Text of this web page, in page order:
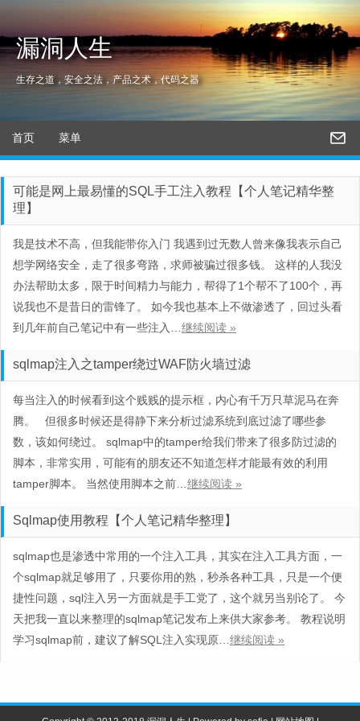
漏洞人生
生存之道，安全之法，产品之术，代码之器
首页 菜单
可能是网上最易懂的SQL手工注入教程【个人笔记精华整
理】
我是技术不高，但我能带你入门 我遇到过无数人曾来像我表示自己
想学网络安全，走了很多弯路，求师被骗过很多钱。 这样的人我没
办法帮助太多，限于时间精力与能力，帮得了1个帮不了100个，再
说我也不是昔日的雷锋了。 如今我也基本上不做渗透了，回过头看
到几年前自己笔记中有一些注入… 继续阅读 »
sqlmap注入之tamper绕过WAF防火墙过滤
每当注入的时候看到这个贱贱的提示框，内心有千万只草泥马在奔
腾。 但很多时候还是得静下来分析过滤系统到底过滤了哪些参
数，该如何绕过。 sqlmap中的tamper给我们带来了很多防过滤的
脚本，非常实用，可能有的朋友还不知道怎样才能最有效的利用
tamper脚本。 当然使用脚本之前… 继续阅读 »
Sqlmap使用教程【个人笔记精华整理】
sqlmap也是渗透中常用的一个注入工具，其实在注入工具方面，一
个sqlmap就足够用了，只要你用的熟，秒杀各种工具，只是一个便
捷性问题，sql注入另一方面就是手工党了，这个就另当别论了。 今
天把我一直以来整理的sqlmap笔记发布上来供大家参考。 教程说明
学习sqlmap前，建议了解SQL注入实现原… 继续阅读 »